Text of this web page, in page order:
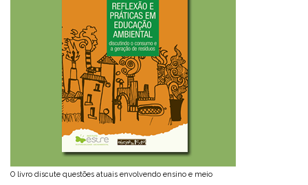
O livro discute questões atuais envolvendo ensino e meio